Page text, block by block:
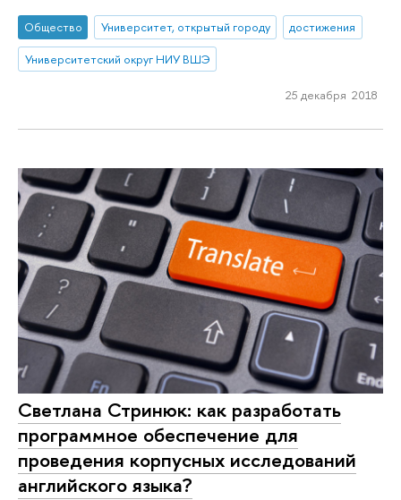
Общество Университет, открытый городу
достижения
Университетский округ НИУ ВШЭ
25 декабря 2018
Светлана Стринюк: как разработать
программное обеспечение для
проведения корпусных исследований
английского языка?